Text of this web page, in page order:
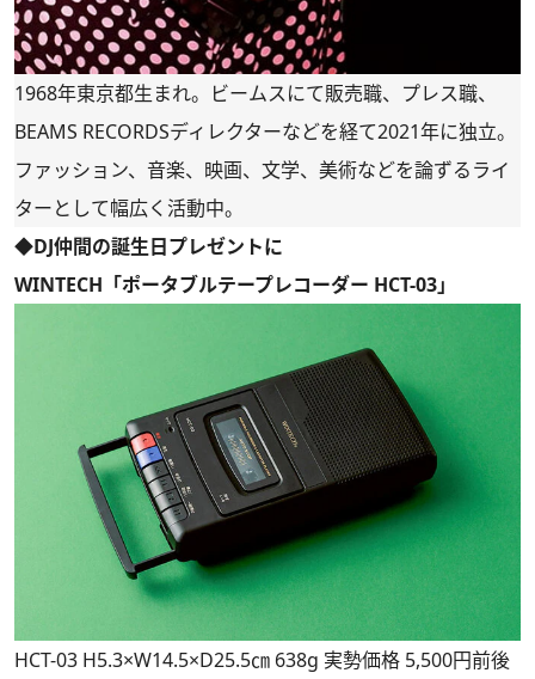
1968年東京都生まれ。ビームスにて販売職、プレス職、
BEAMS RECORDSディレクターなどを経て2021年に独立。
ファッション、音楽、映画、文学、美術などを論ずるライ
ターとして幅広く活動中。
◆DJ仲間の誕生日プレゼントに
WINTECH「ポータブルテープレコーダー HCT-03」
HCT-03 H5.3×W14.5×D25.5㎝ 638g 実勢価格 5,500円前後